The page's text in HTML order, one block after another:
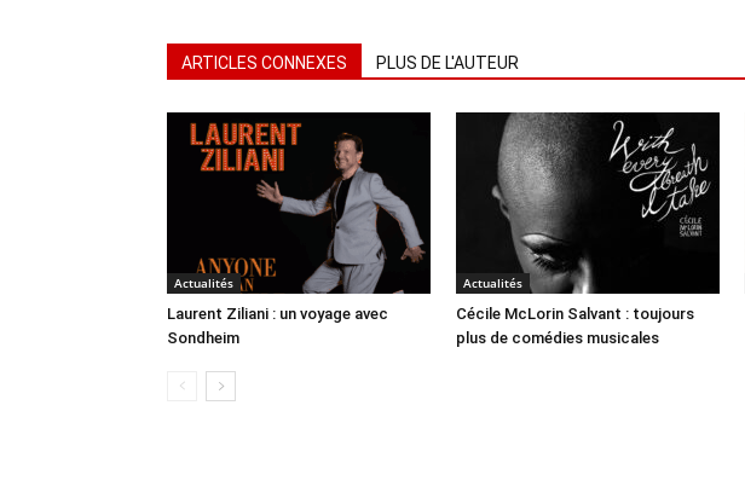
ARTICLES CONNEXES PLUS DE L'AUTEUR
Actualités
Laurent Ziliani : un voyage avec
Sondheim
Actualités
Cécile McLorin Salvant : toujours
plus de comédies musicales